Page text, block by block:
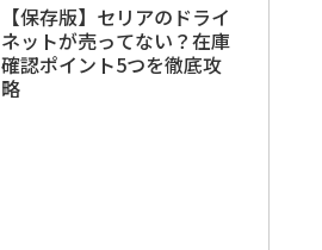
【保存版】セリアのドライ
ネットが売ってない？在庫
確認ポイント5つを徹底攻
略